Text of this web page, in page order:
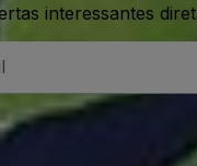
interessantes